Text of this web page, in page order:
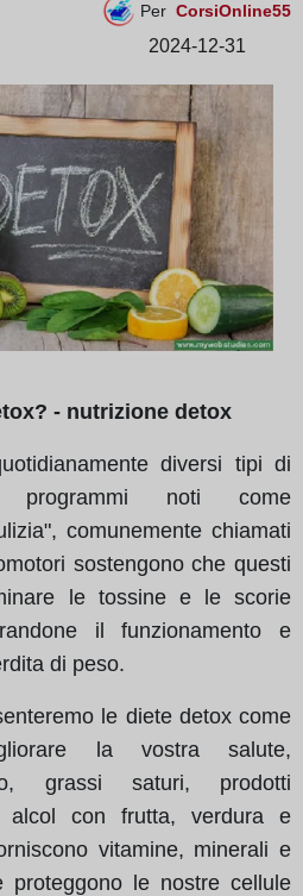
Per CorsiOnline55
2024-12-31
- nutrizione detox
diversi tipi di
noti come
comunemente chiamati
sostengono che questi
le tossine e le scorie
il funzionamento e
di peso.
le diete detox come
la vostra salute,
grassi saturi, prodotti
alcol con frutta, verdura e
vitamine, minerali e
proteggono le nostre cellule